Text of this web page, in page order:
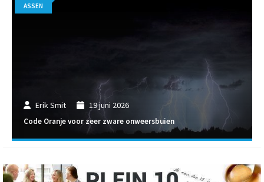
Erik Smit 19 juni 2026
Code Oranje voor zeer zware onweersbuien
ASSEN